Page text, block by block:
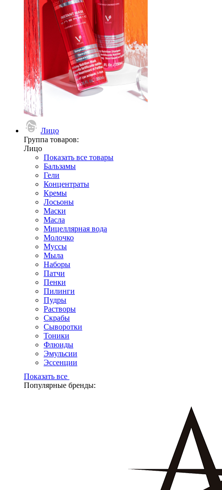
Лицо
Группа товаров:
Лицо
Показать все товары
Бальзамы
Гели
Концентраты
Кремы
Лосьоны
Маски
Масла
Мицеллярная вода
Молочко
Муссы
Мыла
Наборы
Патчи
Пенки
Пилинги
Пудры
Растворы
Скрабы
Сыворотки
Тоники
Флюиды
Эмульсии
Эссенции
Показать все
Популярные бренды: